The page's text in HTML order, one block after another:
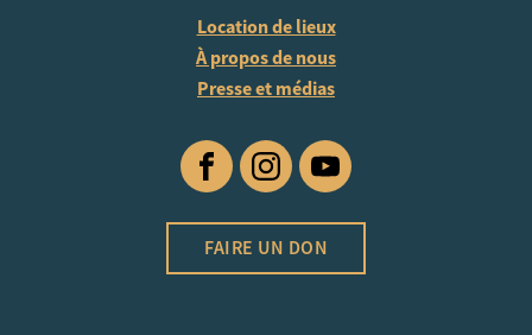
Location de lieux
À propos de nous
Presse et médias
FacebookInstagramYouTube
FAIRE UN DON